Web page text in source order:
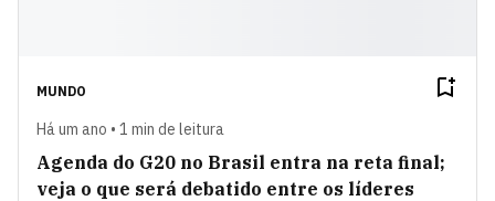
MUNDO
Há um ano • 1 min de leitura
Agenda do G20 no Brasil entra na reta final;
veja o que será debatido entre os líderes